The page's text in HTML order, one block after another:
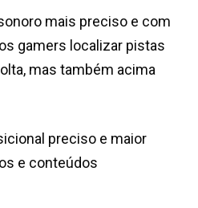
mais preciso e com
gamers localizar pistas
mas também acima
preciso e maior
e conteúdos